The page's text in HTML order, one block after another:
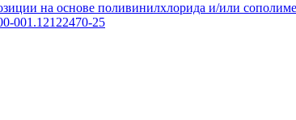
на основе поливинилхлорида и/или
001.12122470-25